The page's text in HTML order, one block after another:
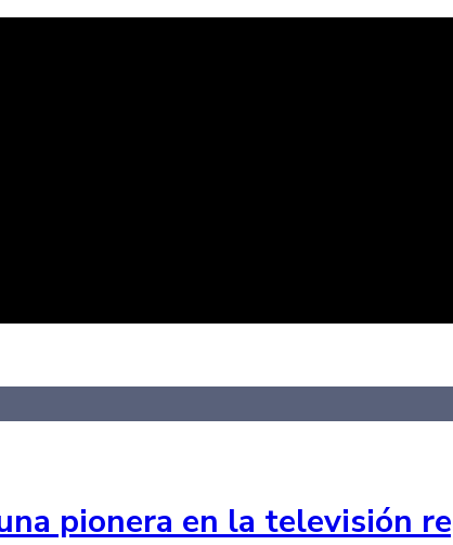
pionera en la televisión